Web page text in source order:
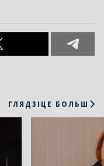
ГЛЯДЗІЦЕ БОЛЬШ